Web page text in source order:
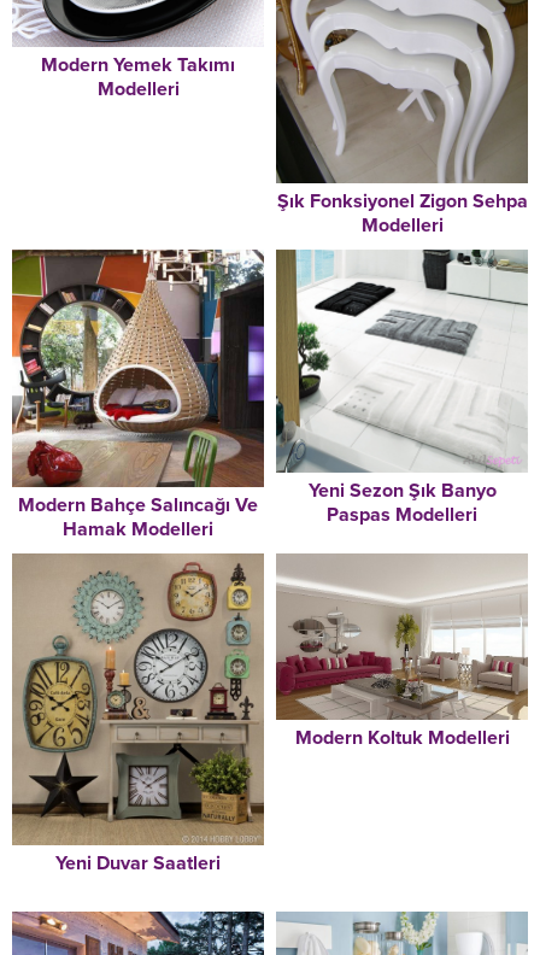
Modern Yemek Takımı
Modelleri
Şık Fonksiyonel Zigon Sehpa
Modelleri
Modern Bahçe Salıncağı Ve
Hamak Modelleri
Yeni Sezon Şık Banyo
Paspas Modelleri
Yeni Duvar Saatleri
Modern Koltuk Modelleri